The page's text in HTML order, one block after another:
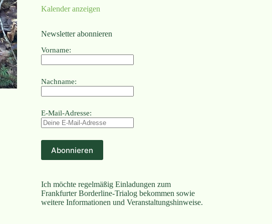
Kalender anzeigen
Newsletter abonnieren
Vorname:
Nachname:
E-Mail-Adresse:
Ich möchte regelmäßig Einladungen zum
Frankfurter Borderline-Trialog bekommen sowie
weitere Informationen und Veranstaltungshinweise.